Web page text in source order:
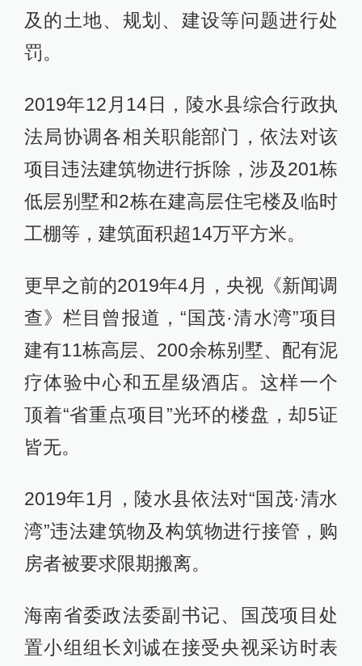
及的土地、规划、建设等问题进行处
罚。
2019年12月14日，陵水县综合行政执
法局协调各相关职能部门，依法对该
项目违法建筑物进行拆除，涉及201栋
低层别墅和2栋在建高层住宅楼及临时
工棚等，建筑面积超14万平方米。
更早之前的2019年4月，央视《新闻调
查》栏目曾报道，“国茂·清水湾”项目
建有11栋高层、200余栋别墅、配有泥
疗体验中心和五星级酒店。这样一个
顶着“省重点项目”光环的楼盘，却5证
皆无。
2019年1月，陵水县依法对“国茂·清水
湾”违法建筑物及构筑物进行接管，购
房者被要求限期搬离。
海南省委政法委副书记、国茂项目处
置小组组长刘诚在接受央视采访时表